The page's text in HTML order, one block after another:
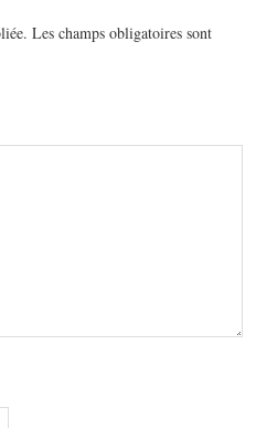
Les champs obligatoires sont